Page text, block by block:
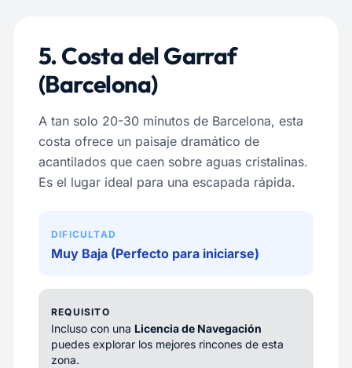
5. Costa del Garraf
(Barcelona)
A tan solo 20-30 minutos de Barcelona, esta
costa ofrece un paisaje dramático de
acantilados que caen sobre aguas cristalinas.
Es el lugar ideal para una escapada rápida.
DIFICULTAD
Muy Baja (Perfecto para iniciarse)
REQUISITO
Incluso con una Licencia de Navegación
puedes explorar los mejores rincones de esta
zona.